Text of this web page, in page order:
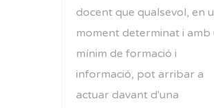
docent que qualsevol, en
moment determinat i amb
mínim de formació i
informació, pot arribar a
actuar davant d'una